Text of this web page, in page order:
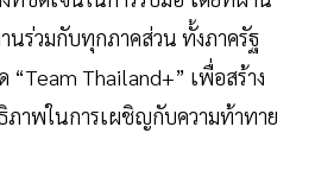
นร่วมกับทุกภาคส่วน ทั้งภาครัฐ
Thailand+” เพื่อสร้าง
ภาพในการเผชิญกับความท้าทาย